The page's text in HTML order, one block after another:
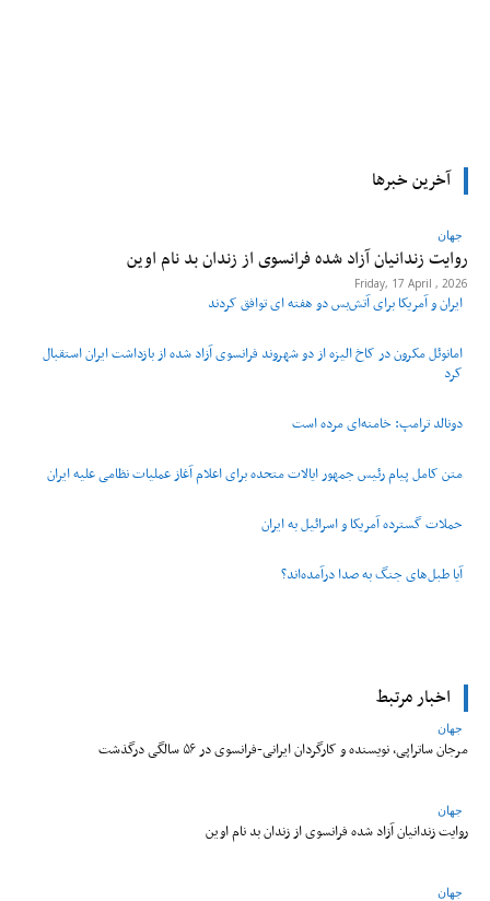
آخرین خبرها
جهان
روایت زندانیان آزاد شده فرانسوی از زندان ‌بد نام اوین
Friday, 17 April , 2026
ایران و آمریکا برای آتش‌بس دو هفته‌ ای توافق کردند
امانوئل مکرون در کاخ الیزه از دو شهروند فرانسوی آزاد شده از بازداشت ایران استقبال
کرد
دونالد ترامپ: خامنه‌ای مرده است
متن کامل پیام رئیس جمهور ایالات متحده برای اعلام آغاز عملیات نظامی علیه ایران
حملات گسترده آمریکا و اسرائیل به ایران
آیا طبل‌های جنگ به صدا درآمده‌اند؟
اخبار مرتبط
جهان
مرجان ساتراپی، نویسنده و کارگردان ایرانی-فرانسوی در ۵۶ سالگی درگذشت
جهان
روایت زندانیان آزاد شده فرانسوی از زندان ‌بد نام اوین
جهان